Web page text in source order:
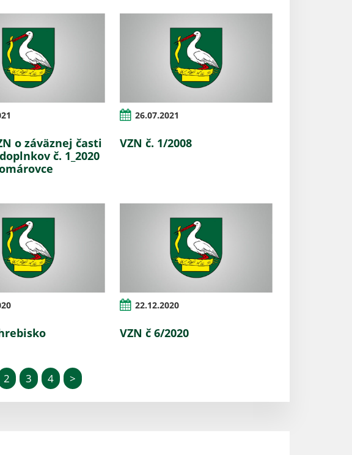
o záväznej časti
č. 1_2020
26.07.2021
VZN č. 1/2008
22.12.2020
VZN č 6/2020
2 3 4 >